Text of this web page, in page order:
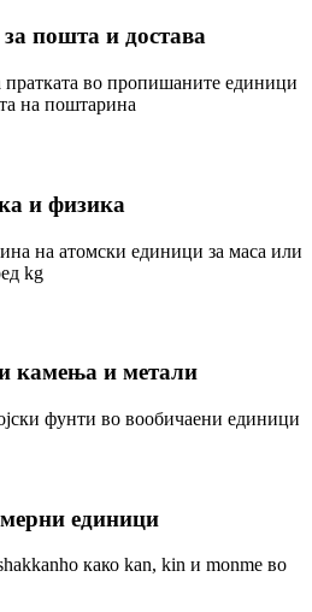
пошта и достава
пратката во пропишаните единици
на поштарина
и физика
на атомски единици за маса или
kg
камења и метали
фунти во вообичаени единици
единици
како kan, kin и monme во